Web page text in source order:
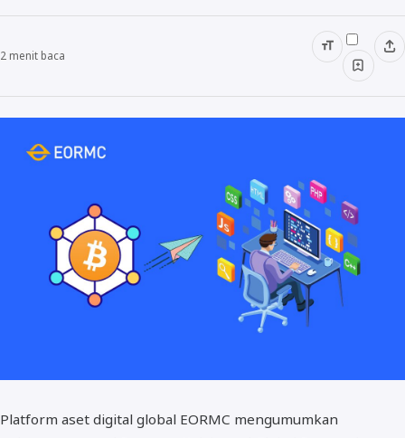
2 menit baca
Platform aset digital global EORMC mengumumkan